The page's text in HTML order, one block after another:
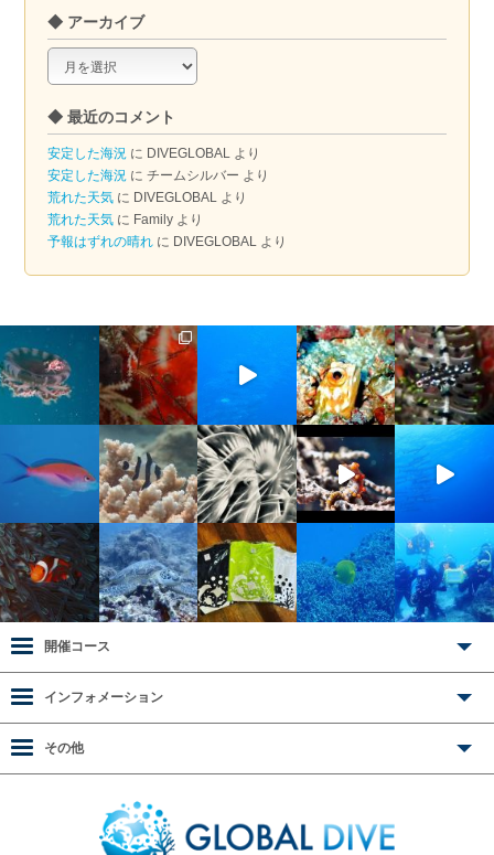
◆ アーカイブ
ア
カ
イ
ブ
◆ 最近のコメント
安定した海況 に DIVEGLOBAL より
安定した海況 にチームシルバー より
荒れた天気 に DIVEGLOBAL より
荒れた天気 に Family より
予報はずれの晴れ に DIVEGLOBAL より
開催コース
インフォメーション
その他